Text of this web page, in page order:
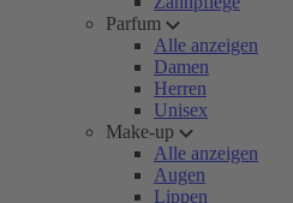
Parfum
Alle anzeigen
Damen
Herren
Unisex
Make-up
Alle anzeigen
Augen
Lippen